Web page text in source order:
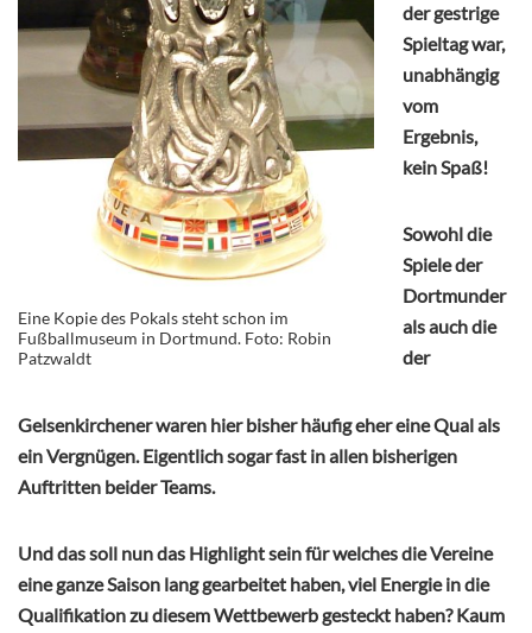
Eine Kopie des Pokals steht schon im
Fußballmuseum in Dortmund. Foto: Robin
Patzwaldt
der gestrige
Spieltag war,
unabhängig
vom
Ergebnis,
kein Spaß!
Sowohl die
Spiele der
Dortmunder
als auch die
der
Gelsenkirchener waren hier bisher häufig eher eine Qual als
ein Vergnügen. Eigentlich sogar fast in allen bisherigen
Auftritten beider Teams.
Und das soll nun das Highlight sein für welches die Vereine
eine ganze Saison lang gearbeitet haben, viel Energie in die
Qualifikation zu diesem Wettbewerb gesteckt haben? Kaum